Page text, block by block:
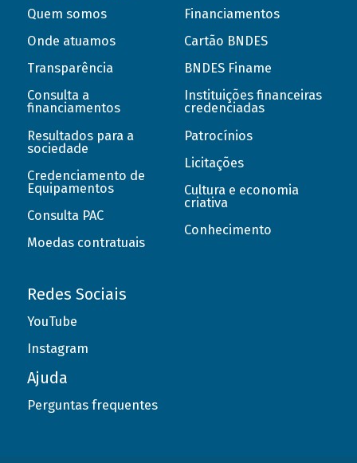
Quem somos
Onde atuamos
Transparência
Consulta a
financiamentos
Resultados para a
sociedade
Credenciamento de
Equipamentos
Consulta PAC
Moedas contratuais
Financiamentos
Cartão BNDES
BNDES Finame
Instituições financeiras
credenciadas
Patrocínios
Licitações
Cultura e economia
criativa
Conhecimento
Redes Sociais
YouTube
Instagram
Ajuda
Perguntas frequentes